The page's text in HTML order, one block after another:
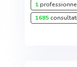
1
1685